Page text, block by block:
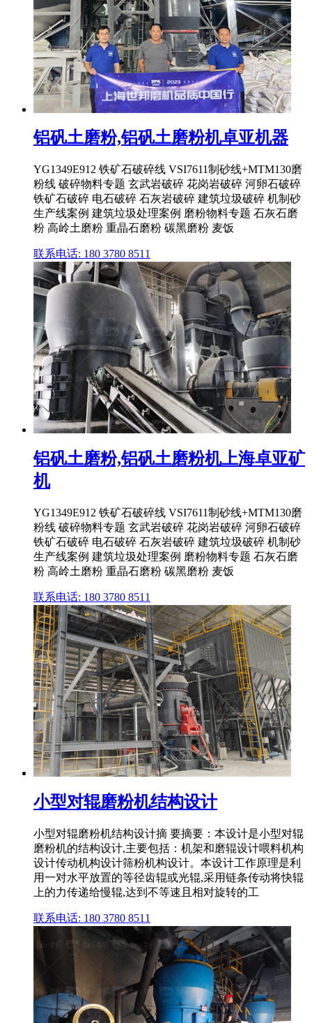
铝矾土磨粉,铝矾土磨粉机卓亚机器
YG1349E912 铁矿石破碎线 VSI7611制砂线+MTM130磨
粉线 破碎物料专题 玄武岩破碎 花岗岩破碎 河卵石破碎
铁矿石破碎 电石破碎 石灰岩破碎 建筑垃圾破碎 机制砂
生产线案例 建筑垃圾处理案例 磨粉物料专题 石灰石磨
粉 高岭土磨粉 重晶石磨粉 碳黑磨粉 麦饭
联系电话: 180 3780 8511
铝矾土磨粉,铝矾土磨粉机上海卓亚矿
机
YG1349E912 铁矿石破碎线 VSI7611制砂线+MTM130磨
粉线 破碎物料专题 玄武岩破碎 花岗岩破碎 河卵石破碎
铁矿石破碎 电石破碎 石灰岩破碎 建筑垃圾破碎 机制砂
生产线案例 建筑垃圾处理案例 磨粉物料专题 石灰石磨
粉 高岭土磨粉 重晶石磨粉 碳黑磨粉 麦饭
联系电话: 180 3780 8511
小型对辊磨粉机结构设计
小型对辊磨粉机结构设计摘 要摘要：本设计是小型对辊
磨粉机的结构设计,主要包括：机架和磨辊设计喂料机构
设计传动机构设计筛粉机构设计。本设计工作原理是利
用一对水平放置的等径齿辊或光辊,采用链条传动将快辊
上的力传递给慢辊,达到不等速且相对旋转的工
联系电话: 180 3780 8511